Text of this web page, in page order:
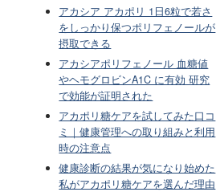
アカシア アカポリ 1日6粒で若さ
をしっかり保つポリフェノールが
摂取できる
アカシアポリフェノール 血糖値
やヘモグロビンA1C に有効 研究
で効能が証明された
アカポリ糖ケアを試してみた口コ
ミ｜健康管理への取り組みと利用
時の注意点
健康診断の結果が気になり始めた
私がアカポリ糖ケアを選んだ理由